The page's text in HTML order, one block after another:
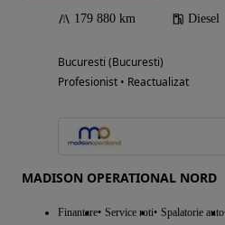
179 880 km Diesel
Bucuresti (Bucuresti)
Profesionist • Reactualizat
MADISON OPERATIONAL NORD
Finantare Service roti Spalatorie auto